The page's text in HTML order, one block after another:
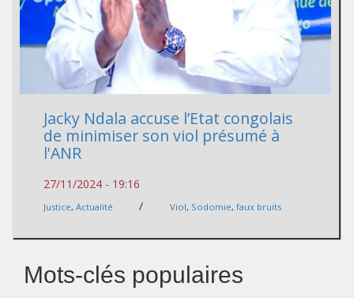
Jacky Ndala accuse l’Etat congolais
de minimiser son viol présumé à
l'ANR
27/11/2024 - 19:16
Justice, Actualité / Viol, Sodomie, faux bruits
Mots-clés populaires